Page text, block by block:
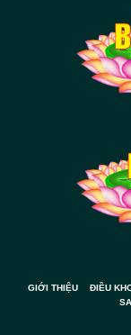
GIỚI THIỆU ĐIỀU